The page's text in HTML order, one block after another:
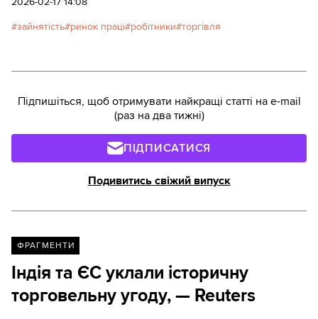
зайнятість ринок праці робітники торгівля
Підпишіться, щоб отримувати найкращі статті на e-mail
(раз на два тижні)
ПІДПИСАТИСЯ
Подивитись свіжий випуск
ФРАГМЕНТИ
Індія та ЄС уклали історичну
торговельну угоду, — Reuters